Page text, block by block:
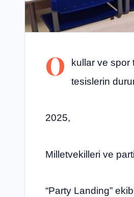
O
kullar ve spor
tesislerin
2025,
Milletvekilleri ve
“Party Landing”